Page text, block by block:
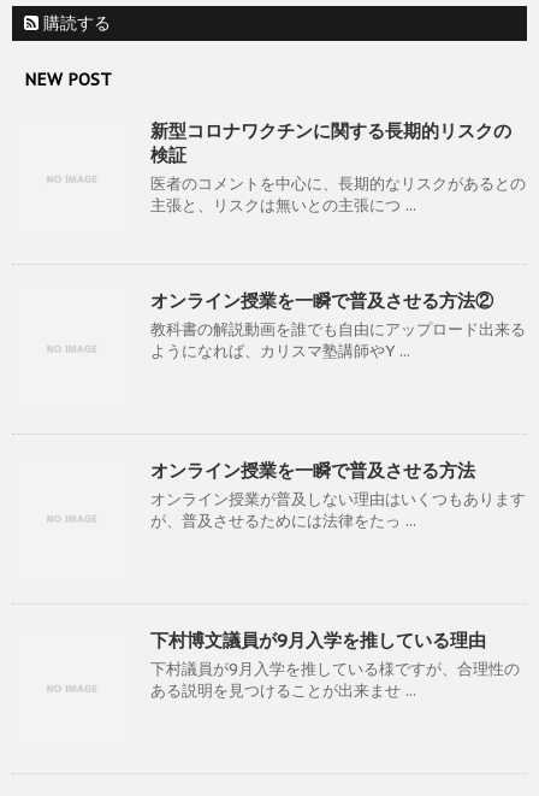
購読する
NEW POST
新型コロナワクチンに関する長期的リスクの
検証
医者のコメントを中心に、長期的なリスクがあるとの
主張と、リスクは無いとの主張につ ...
オンライン授業を一瞬で普及させる方法②
教科書の解説動画を誰でも自由にアップロード出来る
ようになれば、カリスマ塾講師やY ...
オンライン授業を一瞬で普及させる方法
オンライン授業が普及しない理由はいくつもあります
が、普及させるためには法律をたっ ...
下村博文議員が9月入学を推している理由
下村議員が9月入学を推している様ですが、合理性の
ある説明を見つけることが出来ませ ...